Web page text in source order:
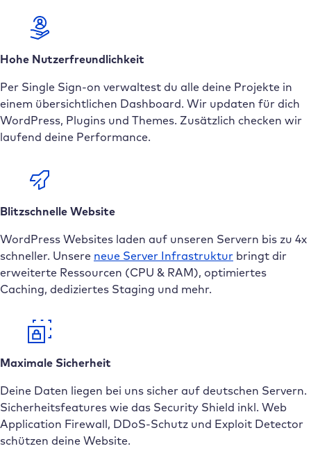
Hohe Nutzerfreundlichkeit
Per Single Sign-on verwaltest du alle deine Projekte in
einem übersichtlichen Dashboard. Wir updaten für dich
WordPress, Plugins und Themes. Zusätzlich checken wir
laufend deine Performance.
Blitzschnelle Website
WordPress Websites laden auf unseren Servern bis zu 4x
schneller. Unsere neue Server Infrastruktur bringt dir
erweiterte Ressourcen (CPU & RAM), optimiertes
Caching, dediziertes Staging und mehr.
Maximale Sicherheit
Deine Daten liegen bei uns sicher auf deutschen Servern.
Sicherheitsfeatures wie das Security Shield inkl. Web
Application Firewall, DDoS-Schutz und Exploit Detector
schützen deine Website.